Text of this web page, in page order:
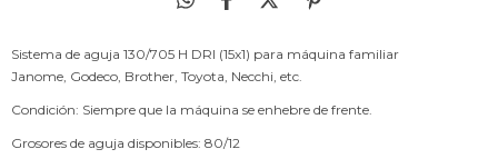
Sistema de aguja 130/705 H DRI (15x1) para máquina familiar
Janome, Godeco, Brother, Toyota, Necchi, etc.
Condición: Siempre que la máquina se enhebre de frente.
Grosores de aguja disponibles: 80/12